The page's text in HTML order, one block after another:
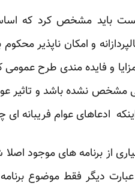
باید مشخص کرد که اساسا
و امکان ناپذیر
و فایده مندی طرح
مشخص نشده باشد و تاثیر
ادعاهای عوام فریبانه
از برنامه های موجود
دیگر فقط موضوع